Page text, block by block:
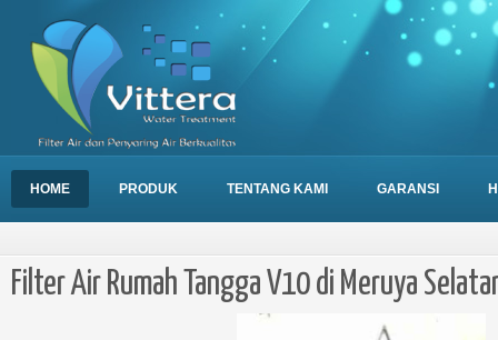
HOME PRODUK TENTANG KAMI GARANSI
Filter Air Rumah Tangga V10 di Meruya